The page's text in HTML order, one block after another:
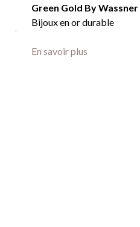
Green Gold By Wassner
Bijoux en or durable
En savoir plus